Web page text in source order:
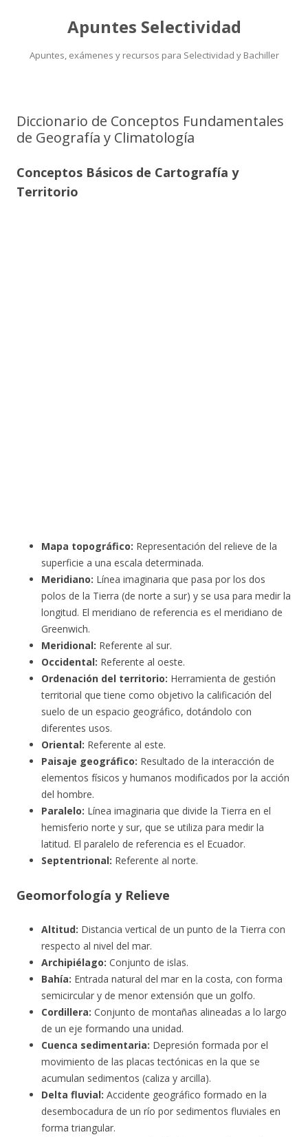
Apuntes Selectividad
Apuntes, exámenes y recursos para Selectividad y Bachiller
Diccionario de Conceptos Fundamentales
de Geografía y Climatología
Conceptos Básicos de Cartografía y
Territorio
Mapa topográfico: Representación del relieve de la
superficie a una escala determinada.
Meridiano: Línea imaginaria que pasa por los dos
polos de la Tierra (de norte a sur) y se usa para medir la
longitud. El meridiano de referencia es el meridiano de
Greenwich.
Meridional: Referente al sur.
Occidental: Referente al oeste.
Ordenación del territorio: Herramienta de gestión
territorial que tiene como objetivo la calificación del
suelo de un espacio geográfico, dotándolo con
diferentes usos.
Oriental: Referente al este.
Paisaje geográfico: Resultado de la interacción de
elementos físicos y humanos modificados por la acción
del hombre.
Paralelo: Línea imaginaria que divide la Tierra en el
hemisferio norte y sur, que se utiliza para medir la
latitud. El paralelo de referencia es el Ecuador.
Septentrional: Referente al norte.
Geomorfología y Relieve
Altitud: Distancia vertical de un punto de la Tierra con
respecto al nivel del mar.
Archipiélago: Conjunto de islas.
Bahía: Entrada natural del mar en la costa, con forma
semicircular y de menor extensión que un golfo.
Cordillera: Conjunto de montañas alineadas a lo largo
de un eje formando una unidad.
Cuenca sedimentaria: Depresión formada por el
movimiento de las placas tectónicas en la que se
acumulan sedimentos (caliza y arcilla).
Delta fluvial: Accidente geográfico formado en la
desembocadura de un río por sedimentos fluviales en
forma triangular.